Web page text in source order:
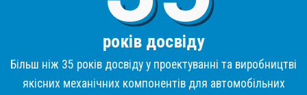
років досвіду
Більш ніж 35 років досвіду у проектуванні та виробництві
якісних механічних компонентів для автомобільних